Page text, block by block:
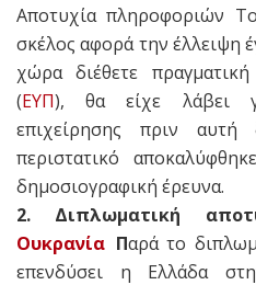
Αποτυχία πληροφοριών
σκέλος αφορά την έλλειψη
χώρα διέθετε
(ΕΥΠ), θα είχε λάβει
επιχείρησης πριν αυτή
περιστατικό
δημοσιογραφική έρευνα.
2. Διπλωματική
Ουκρανία Παρά το
επενδύσει η Ελλάδα